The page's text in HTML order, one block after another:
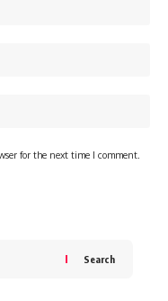
for the next time I comment.
Search